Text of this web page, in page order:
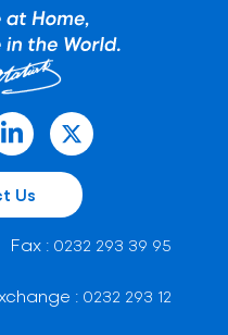
Us
Fax : 0232 293 39 95
: 0232 293 12